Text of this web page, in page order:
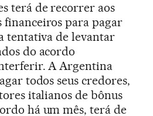
terá de recorrer aos
para pagar
tentativa de levantar
do acordo
A Argentina
todos seus credores,
italianos de bônus
há um mês, terá de